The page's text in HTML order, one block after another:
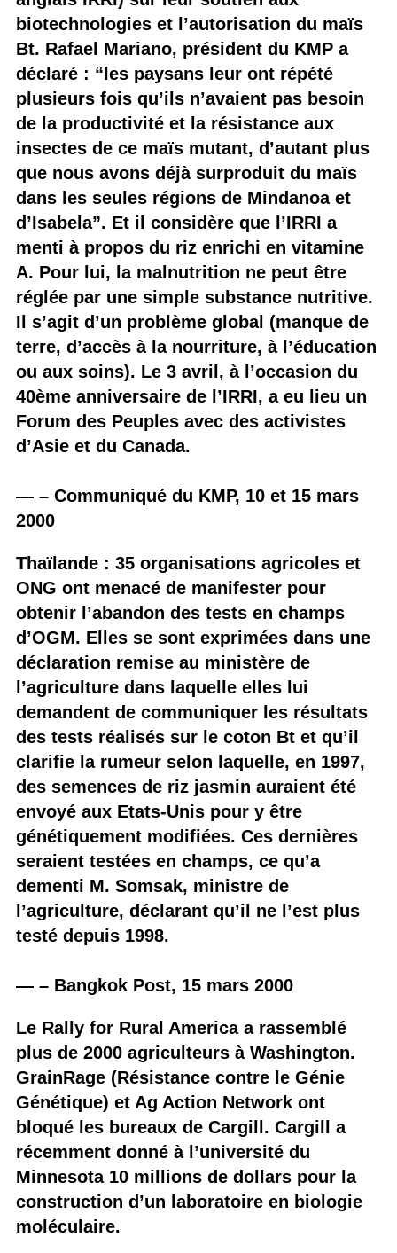
biotechnologies et l’autorisation du maïs
Bt. Rafael Mariano, président du KMP a
déclaré : “les paysans leur ont répété
plusieurs fois qu’ils n’avaient pas besoin
de la productivité et la résistance aux
insectes de ce maïs mutant, d’autant plus
que nous avons déjà surproduit du maïs
dans les seules régions de Mindanoa et
d’Isabela”. Et il considère que l’IRRI a
menti à propos du riz enrichi en vitamine
A. Pour lui, la malnutrition ne peut être
réglée par une simple substance nutritive.
Il s’agit d’un problème global (manque de
terre, d’accès à la nourriture, à l’éducation
ou aux soins). Le 3 avril, à l’occasion du
40ème anniversaire de l’IRRI, a eu lieu un
Forum des Peuples avec des activistes
d’Asie et du Canada.
— – Communiqué du KMP, 10 et 15 mars
2000
Thaïlande : 35 organisations agricoles et
ONG ont menacé de manifester pour
obtenir l’abandon des tests en champs
d’OGM. Elles se sont exprimées dans une
déclaration remise au ministère de
l’agriculture dans laquelle elles lui
demandent de communiquer les résultats
des tests réalisés sur le coton Bt et qu’il
clarifie la rumeur selon laquelle, en 1997,
des semences de riz jasmin auraient été
envoyé aux Etats-Unis pour y être
génétiquement modifiées. Ces dernières
seraient testées en champs, ce qu’a
dementi M. Somsak, ministre de
l’agriculture, déclarant qu’il ne l’est plus
testé depuis 1998.
— – Bangkok Post, 15 mars 2000
Le Rally for Rural America a rassemblé
plus de 2000 agriculteurs à Washington.
GrainRage (Résistance contre le Génie
Génétique) et Ag Action Network ont
bloqué les bureaux de Cargill. Cargill a
récemment donné à l’université du
Minnesota 10 millions de dollars pour la
construction d’un laboratoire en biologie
moléculaire.